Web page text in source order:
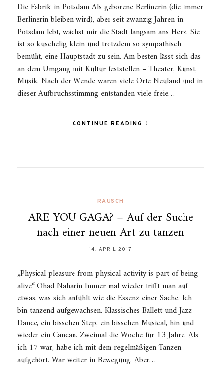
Die Fabrik in Potsdam Als geborene Berlinerin (die immer
Berlinerin bleiben wird), aber seit zwanzig Jahren in
Potsdam lebt, wächst mir die Stadt langsam ans Herz. Sie
ist so kuschelig klein und trotzdem so sympathisch
bemüht, eine Hauptstadt zu sein. Am besten lässt sich das
an dem Umgang mit Kultur feststellen – Theater, Kunst,
Musik. Nach der Wende waren viele Orte Neuland und in
dieser Aufbruchsstimmng entstanden viele freie…
CONTINUE READING
RAUSCH
ARE YOU GAGA? – Auf der Suche
nach einer neuen Art zu tanzen
14. APRIL 2017
„Physical pleasure from physical activity is part of being
alive“ Ohad Naharin Immer mal wieder trifft man auf
etwas, was sich anfühlt wie die Essenz einer Sache. Ich
bin tanzend aufgewachsen. Klassisches Ballett und Jazz
Dance, ein bisschen Step, ein bisschen Musical, hin und
wieder ein Cancan. Zweimal die Woche für 13 Jahre. Als
ich 17 war, habe ich mit dem regelmäßigen Tanzen
aufgehört. War weiter in Bewegung. Aber…